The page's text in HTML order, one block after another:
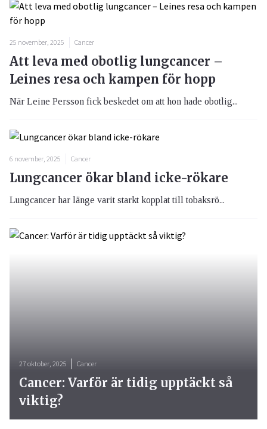
25 november, 2025 Cancer
Att leva med obotlig lungcancer –
Leines resa och kampen för hopp
När Leine Persson fick beskedet om att hon hade obotlig...
6 november, 2025 Cancer
Lungcancer ökar bland icke-rökare
Lungcancer har länge varit starkt kopplat till tobaksrö...
27 oktober, 2025 Cancer
Cancer: Varför är tidig upptäckt så
viktig?